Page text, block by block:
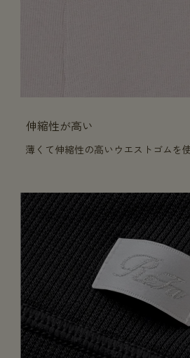
伸縮性が高い
薄くて伸縮性の高いウエストゴムを使